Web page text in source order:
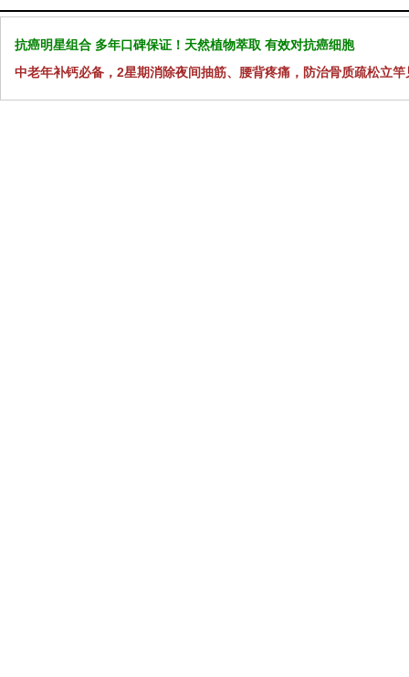
抗癌明星组合 多年口碑保证！天然植物萃取 有效对抗癌细胞
中老年补钙必备，2星期消除夜间抽筋、腰背疼痛，防治骨质疏松立竿